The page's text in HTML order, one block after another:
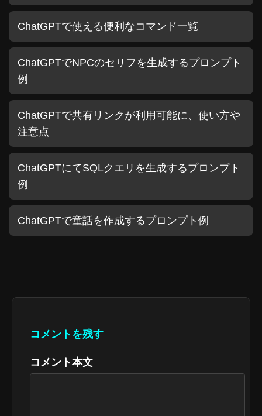
ChatGPTで使える便利なコマンド一覧
ChatGPTでNPCのセリフを生成するプロンプト
例
ChatGPTで共有リンクが利用可能に、使い方や
注意点
ChatGPTにてSQLクエリを生成するプロンプト
例
ChatGPTで童話を作成するプロンプト例
コメントを残す
コメント本文